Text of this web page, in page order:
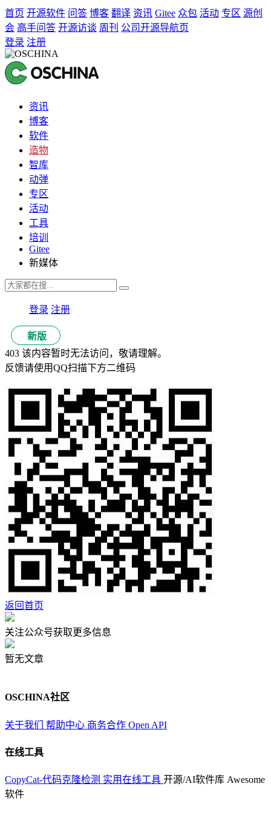
首页 开源软件 问答 博客 翻译 资讯 Gitee 众包 活动 专区 源创
会 高手问答 开源访谈 周刊 公司开源导航页
登录 注册
资讯
博客
软件
造物
智库
动弹
专区
活动
工具
培训
Gitee
新媒体
登录 注册
新版
403 该内容暂时无法访问，敬请理解。
反馈请使用QQ扫描下方二维码
返回首页
关注公众号获取更多信息
暂无文章
OSCHINA社区
关于我们 帮助中心 商务合作 Open API
在线工具
CopyCat-代码克隆检测 实用在线工具 开源/AI软件库 Awesome
软件